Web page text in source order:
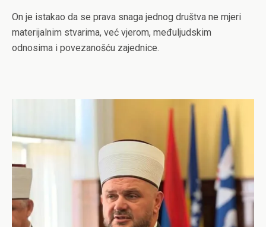
On je istakao da se prava snaga jednog društva ne mjeri
materijalnim stvarima, već vjerom, međuljudskim
odnosima i povezanošću zajednice.